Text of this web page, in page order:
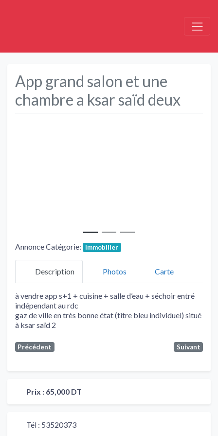
App grand salon et une
chambre a ksar saïd deux
Annonce Catégorie: Immobilier
Description Photos Carte
à vendre app s+1 + cuisine + salle d’eau + séchoir entré
indépendant au rdc
gaz de ville en très bonne état (titre bleu individuel) situé
à ksar saïd 2
Précédent Suivant
Prix : 65,000 DT
Tél : 53520373